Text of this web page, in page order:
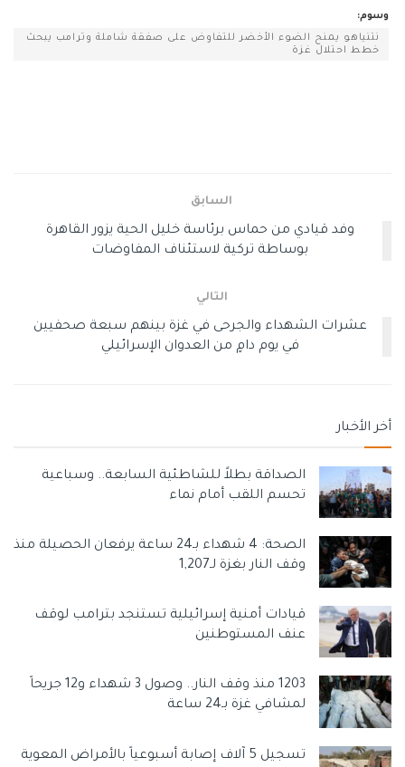
وسوم:
نتنياهو يمنح الضوء الأخضر للتفاوض على صفقة شاملة وترامب يبحث
خطط احتلال غزة
السابق
وفد قيادي من حماس برئاسة خليل الحية يزور القاهرة
بوساطة تركية لاستئناف المفاوضات
التالي
عشرات الشهداء والجرحى في غزة بينهم سبعة صحفيين
في يوم دامٍ من العدوان الإسرائيلي
أخر الأخبار
الصداقة بطلاً للشاطئية السابعة.. وسباعية
تحسم اللقب أمام نماء
الصحة: 4 شهداء بـ24 ساعة يرفعان الحصيلة منذ
وقف النار بغزة لـ1,207
قيادات أمنية إسرائيلية تستنجد بترامب لوقف
عنف المستوطنين
1203 منذ وقف النار.. وصول 3 شهداء و12 جريحاً
لمشافي غزة بـ24 ساعة
تسجيل 5 آلاف إصابة أسبوعياً بالأمراض المعوية